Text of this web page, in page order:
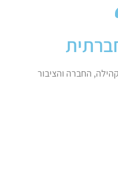
החברה והציבור